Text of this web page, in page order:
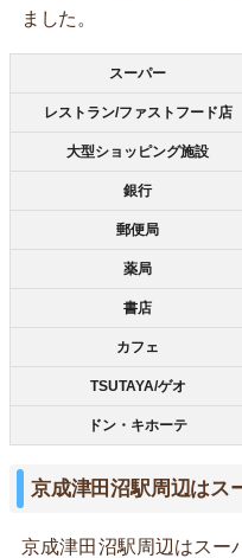
ました。
スーパー
レストラン/ファストフード店
大型ショッピング施設
銀行
郵便局
薬局
書店
カフェ
TSUTAYA/ゲオ
ドン・キホーテ
京成津田沼駅周辺はス
京成津田沼駅周辺はスー